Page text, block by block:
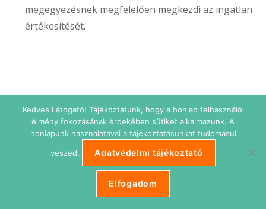
megegyezésnek megfelelően megkezdi az ingatlan
értékesítését.
Adatkezelési tájékoztató Impresszum
Süti beállítások
Copyright © 2026 Etikus Ingatlanos
Kedves Látogató! Tájékoztatunk, hogy a honlap felhasználói
élmény fokozásának érdekében sütiket alkalmazunk. A
honlapunk használatával a tájékoztatásunkat tudomásul
veszed. Adatvédelmi tájékoztató
Elfogadom